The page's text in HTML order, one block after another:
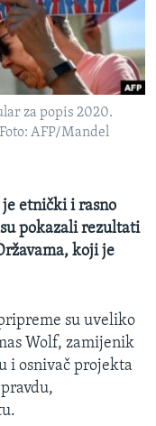
za popis 2020.
AFP/Mandel
etnički i rasno
pokazali rezultati
koji je
su uveliko
Wolf, zamijenik
i osnivač projekta